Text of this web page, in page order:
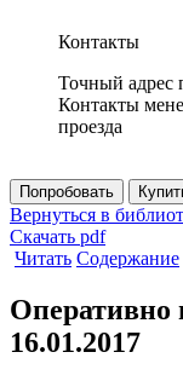
Контакты
Точный адрес
Контакты
проезда
Попробовать
Вернуться в
Скачать pdf
Читать Содержание
Оперативно
16.01.2017